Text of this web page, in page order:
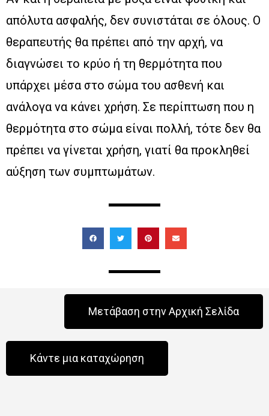
απόλυτα ασφαλής, δεν συνιστάται σε όλους. Ο
θεραπευτής θα πρέπει από την αρχή, να
διαγνώσει το κρύο ή τη θερμότητα που
υπάρχει μέσα στο σώμα του ασθενή και
ανάλογα να κάνει χρήση. Σε περίπτωση που η
θερμότητα στο σώμα είναι πολλή, τότε δεν θα
πρέπει να γίνεται χρήση, γιατί θα προκληθεί
αύξηση των συμπτωμάτων.
Μετάβαση στην Αρχική Σελίδα
Κάντε μια καταχώρηση